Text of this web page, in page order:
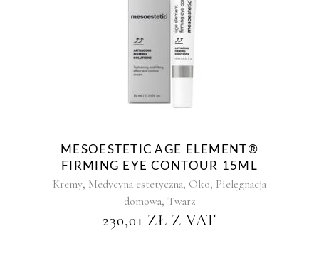
MESOESTETIC AGE ELEMENT®
FIRMING EYE CONTOUR 15ML
Kremy, Medycyna estetyczna, Oko, Pielęgnacja
domowa, Twarz
230,01 ZŁ Z VAT